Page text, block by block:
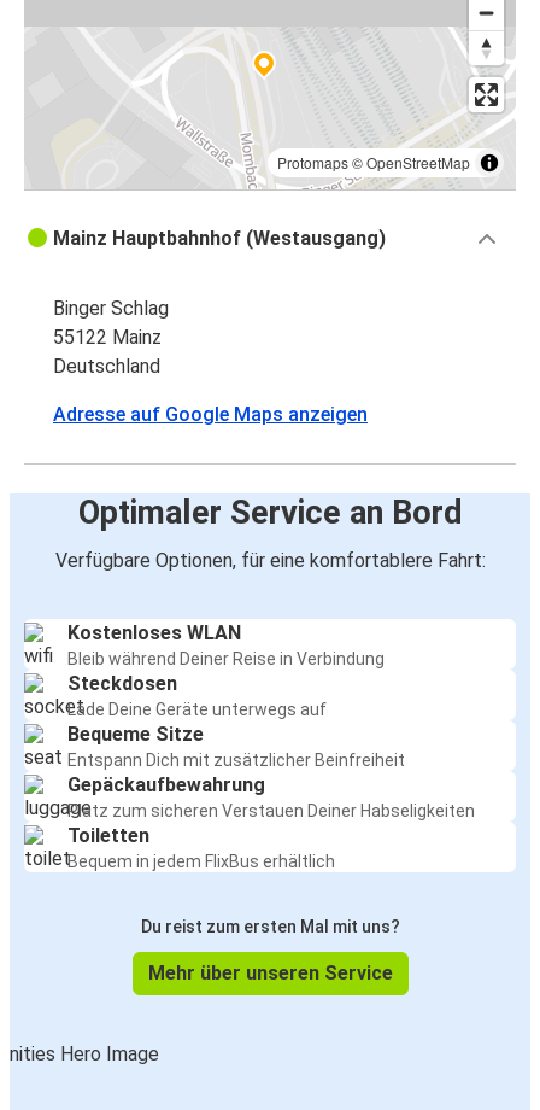
Protomaps©OpenStreetMap
Mainz Hauptbahnhof (Westausgang)
Binger Schlag
55122 Mainz
Deutschland
Adresse auf Google Maps anzeigen
Optimaler Service an Bord
Verfügbare Optionen, für eine komfortablere Fahrt:
Kostenloses WLAN
Bleib während Deiner Reise in Verbindung
Steckdosen
Lade Deine Geräte unterwegs auf
Bequeme Sitze
Entspann Dich mit zusätzlicher Beinfreiheit
Gepäckaufbewahrung
Platz zum sicheren Verstauen Deiner Habseligkeiten
Toiletten
Bequem in jedem FlixBus erhältlich
Du reist zum ersten Mal mit uns?
Mehr über unseren Service